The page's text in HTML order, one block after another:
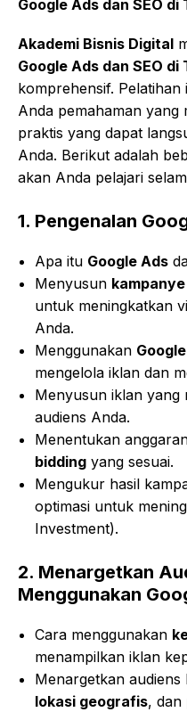
Google Ads dan SEO di
Akademi Bisnis Digital
Google Ads dan SEO di
komprehensif.
Anda pemahaman yang
praktis yang dapat
Anda. Berikut adalah
akan Anda pelajari
1. Pengenalan
Apa itu Google Ads
Menyusun
untuk meningkatkan
Anda.
Menggunakan
mengelola iklan dan
Menyusun iklan yang
audiens Anda.
Menentukan
bidding yang sesuai.
Mengukur hasil
optimasi untuk
Investment).
2. Menargetkan
Menggunakan
Cara menggunakan
menampilkan iklan
Menargetkan audiens
lokasi geografis, dan